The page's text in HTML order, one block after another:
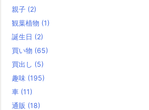
親子 (2)
観葉植物 (1)
誕生日 (2)
買い物 (65)
買出し (5)
趣味 (195)
車 (11)
通販 (18)